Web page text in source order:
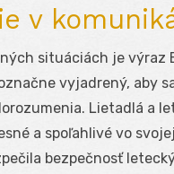
v
situáciách je výraz
vyjadrený, aby
Lietadlá a
a spoľahlivé vo
bezpečnosť